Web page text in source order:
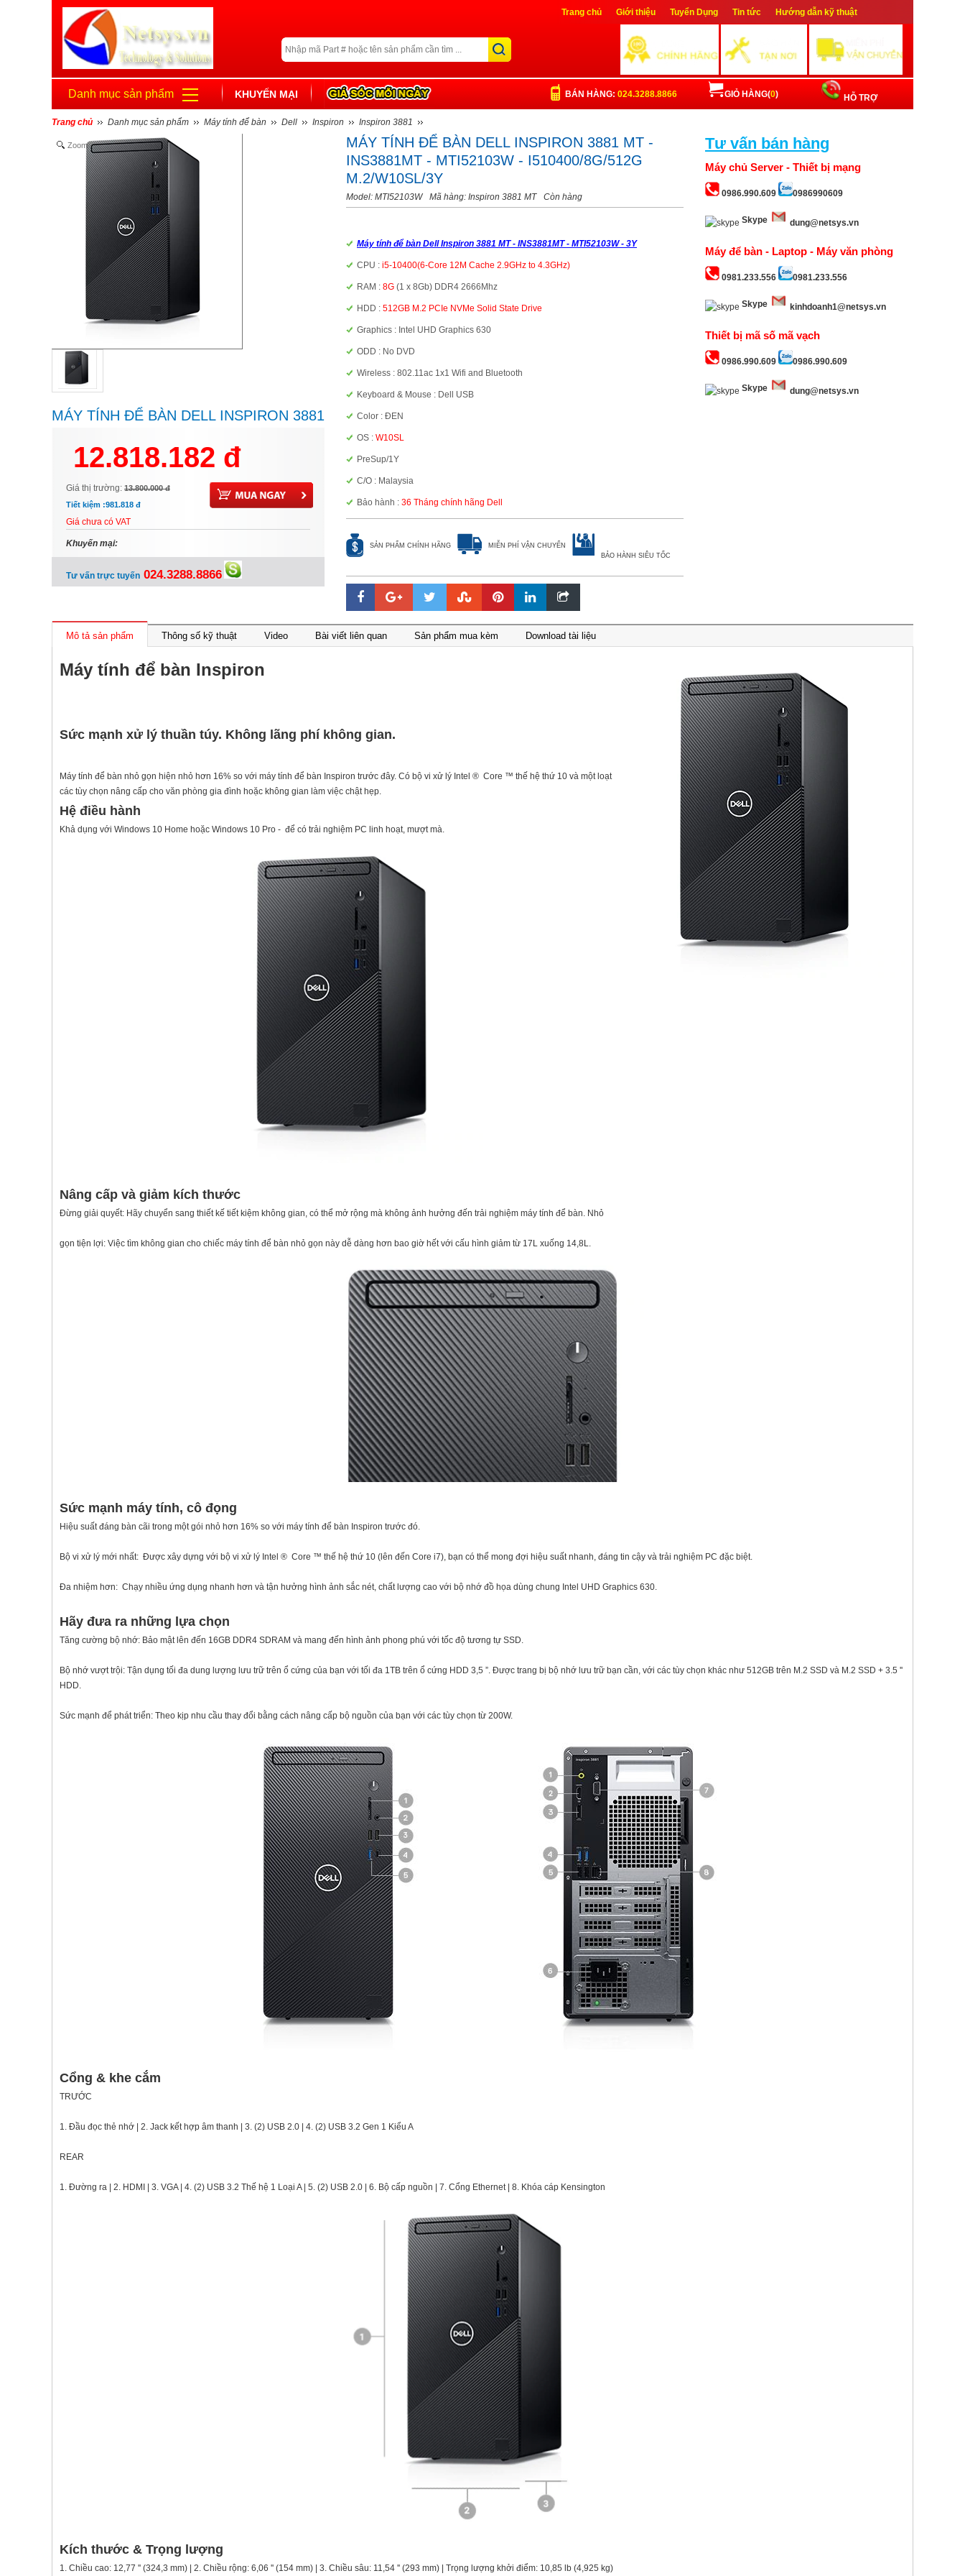
Trang chủ Giới thiệu Tuyển Dụng Tin tức Hướng dẫn kỹ thuật
Đăng nhập
Danh mục sản phẩm KHUYẾN MẠI HỖ TRỢ
GIỎ HÀNG(0)
BÁN HÀNG: 024.3288.8866
Trang chủ Danh mục sản phẩm Máy tính để bàn Dell Inspiron Inspiron 3881
Zoom
MÁY TÍNH ĐỂ BÀN DELL INSPIRON 3881
I510400/8G/512G M.2/W10SL/3Y
12.818.182 đ
Giá thị trường: 13.800.000 đ
Tiết kiệm :981.818 đ
Giá chưa có VAT
Khuyến mại:
Tư vấn trực tuyến 024.3288.8866
MÁY TÍNH ĐỂ BÀN DELL INSPIRON 3881 MT -
INS3881MT - MTI52103W - I510400/8G/512G
M.2/W10SL/3Y
Model: MTI52103W Mã hàng: Inspiron 3881 MT Còn hàng
Máy tính để bàn Dell Inspiron 3881 MT- INS3881MT - MTI52103W - 3Y
CPU : i5-10400(6-Core 12M Cache 2.9GHz to 4.3GHz)
RAM : 8G (1 x 8Gb) DDR4 2666Mhz
HDD : 512GB M.2 PCIe NVMe Solid State Drive
Graphics : Intel UHD Graphics 630
ODD : No DVD
Wireless : 802.11ac 1x1 Wifi and Bluetooth
Keyboard & Mouse : Dell USB
Color : ĐEN
OS : W10SL
PreSup/1Y
C/O : Malaysia
Bảo hành : 36 Tháng chính hãng Dell
SẢN PHẨM CHÍNH HÃNG
MIỄN PHÍ VẬN CHUYỂN
BẢO HÀNH SIÊU TỐC
Tư vấn bán hàng
Máy chủ Server - Thiết bị mạng
0986.990.609 0986990609
Skype dung@netsys.vn
Máy để bàn - Laptop - Máy văn phòng
0981.233.556 0981.233.556
Skype kinhdoanh1@netsys.vn
Thiết bị mã số mã vạch
0986.990.609 0986.990.609
Skype dung@netsys.vn
Mô tả sản phẩm Thông số kỹ thuật Video Bài viết liên quan Sản phẩm mua kèm Download tài liệu
Máy tính để bàn Inspiron
Sức mạnh xử lý thuần túy. Không lãng phí không gian.
Máy tính để bàn nhỏ gọn hiện nhỏ hơn 16% so với máy tính để bàn Inspiron trước đây. Có bộ vi xử lý Intel ® Core ™ thế hệ thứ 10 và một loạt
các tùy chọn nâng cấp cho văn phòng gia đình hoặc không gian làm việc chật hẹp.
Hệ điều hành
Khả dụng với Windows 10 Home hoặc Windows 10 Pro - để có trải nghiệm PC linh hoạt, mượt mà.
Nâng cấp và giảm kích thước
Đừng giải quyết: Hãy chuyển sang thiết kế tiết kiệm không gian, có thể mở rộng mà không ảnh hưởng đến trải nghiệm máy tính để bàn. Nhỏ
gọn tiện lợi: Việc tìm không gian cho chiếc máy tính để bàn nhỏ gọn này dễ dàng hơn bao giờ hết với cấu hình giảm từ 17L xuống 14,8L.
Sức mạnh máy tính, cô đọng
Hiệu suất đáng bàn cãi trong một gói nhỏ hơn 16% so với máy tính để bàn Inspiron trước đó.
Bộ vi xử lý mới nhất: Được xây dựng với bộ vi xử lý Intel ® Core ™ thế hệ thứ 10 (lên đến Core i7), bạn có thể mong đợi hiệu suất nhanh, đáng tin cậy và trải nghiệm PC đặc biệt.
Đa nhiệm hơn: Chạy nhiều ứng dụng nhanh hơn và tận hưởng hình ảnh sắc nét, chất lượng cao với bộ nhớ đồ họa dùng chung Intel UHD Graphics 630.
Hãy đưa ra những lựa chọn
Tăng cường bộ nhớ: Bảo mật lên đến 16GB DDR4 SDRAM và mang đến hình ảnh phong phú với tốc độ tương tự SSD.
Bộ nhớ vượt trội: Tận dụng tối đa dung lượng lưu trữ trên ổ cứng của bạn với tối đa 1TB trên ổ cứng HDD 3,5 ”. Được trang bị bộ nhớ lưu trữ bạn cần, với các tùy chọn khác như 512GB trên M.2 SSD và M.2 SSD + 3.5 ''
HDD.
Sức mạnh để phát triển: Theo kịp nhu cầu thay đổi bằng cách nâng cấp bộ nguồn của bạn với các tùy chọn từ 200W.
Cổng & khe cắm
TRƯỚC
1. Đầu đọc thẻ nhớ | 2. Jack kết hợp âm thanh | 3. (2) USB 2.0 | 4. (2) USB 3.2 Gen 1 Kiểu A
REAR
1. Đường ra | 2. HDMI | 3. VGA | 4. (2) USB 3.2 Thế hệ 1 Loại A | 5. (2) USB 2.0 | 6. Bộ cấp nguồn | 7. Cổng Ethernet | 8. Khóa cáp Kensington
Kích thước & Trọng lượng
1. Chiều cao: 12,77 '' (324,3 mm) | 2. Chiều rộng: 6,06 '' (154 mm) | 3. Chiều sâu: 11,54 '' (293 mm) | Trọng lượng khởi điểm: 10,85 lb (4,925 kg)